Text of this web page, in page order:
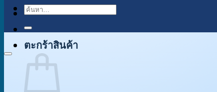
ตะกร้าสินค้า
ค้นหา: